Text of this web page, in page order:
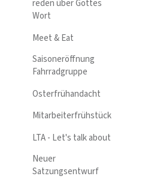
reden über Gottes
Wort
Meet & Eat
Saisoneröffnung
Fahrradgruppe
Osterfrühandacht
Mitarbeiterfrühstück
LTA - Let's talk about
Neuer
Satzungsentwurf